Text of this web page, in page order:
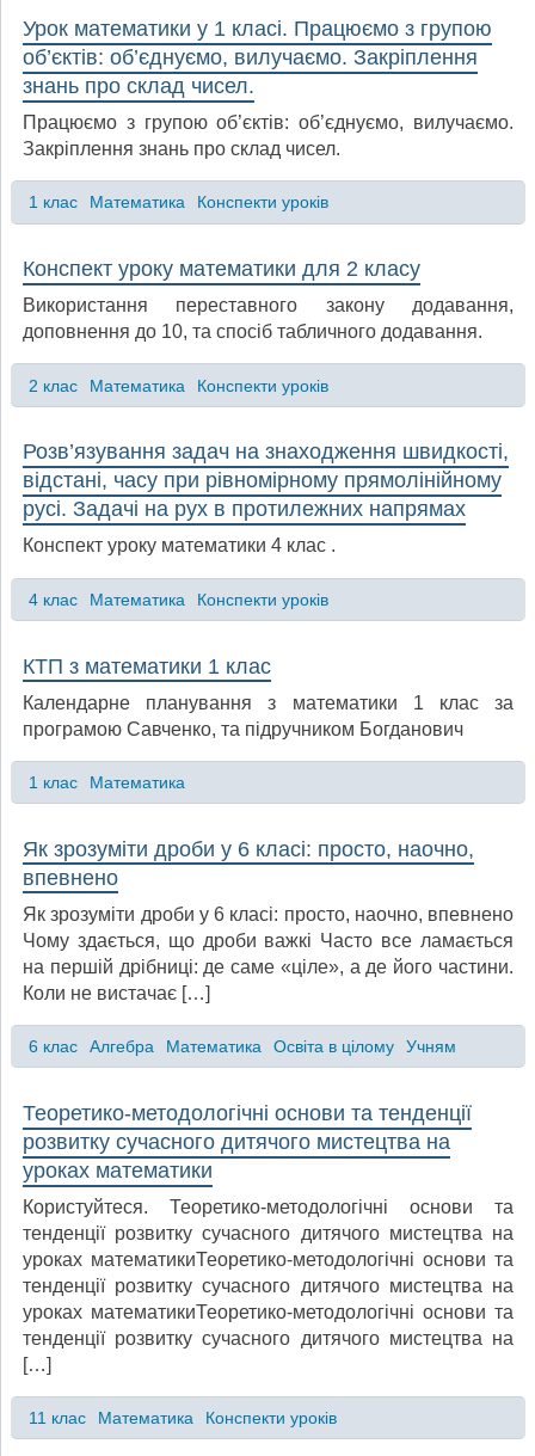
Урок математики у 1 класі. Працюємо з групою
об’єктів: об’єднуємо, вилучаємо. Закріплення
знань про склад чисел.
Працюємо з групою об’єктів: об’єднуємо, вилучаємо.
Закріплення знань про склад чисел.
1 клас Математика Конспекти уроків
Конспект уроку математики для 2 класу
Використання переставного закону додавання,
доповнення до 10, та спосіб табличного додавання.
2 клас Математика Конспекти уроків
Розв’язування задач на знаходження швидкості,
відстані, часу при рівномірному прямолінійному
русі. Задачі на рух в протилежних напрямах
Конспект уроку математики 4 клас .
4 клас Математика Конспекти уроків
КТП з математики 1 клас
Календарне планування з математики 1 клас за
програмою Савченко, та підручником Богданович
1 клас Математика
Як зрозуміти дроби у 6 класі: просто, наочно,
впевнено
Як зрозуміти дроби у 6 класі: просто, наочно, впевнено
Чому здається, що дроби важкі Часто все ламається
на першій дрібниці: де саме «ціле», а де його частини.
Коли не вистачає […]
6 клас Алгебра Математика Освіта в цілому Учням
Теоретико-методологічні основи та тенденції
розвитку сучасного дитячого мистецтва на
уроках математики
Користуйтеся. Теоретико-методологічні основи та
тенденції розвитку сучасного дитячого мистецтва на
уроках математикиТеоретико-методологічні основи та
тенденції розвитку сучасного дитячого мистецтва на
уроках математикиТеоретико-методологічні основи та
тенденції розвитку сучасного дитячого мистецтва на
[…]
11 клас Математика Конспекти уроків